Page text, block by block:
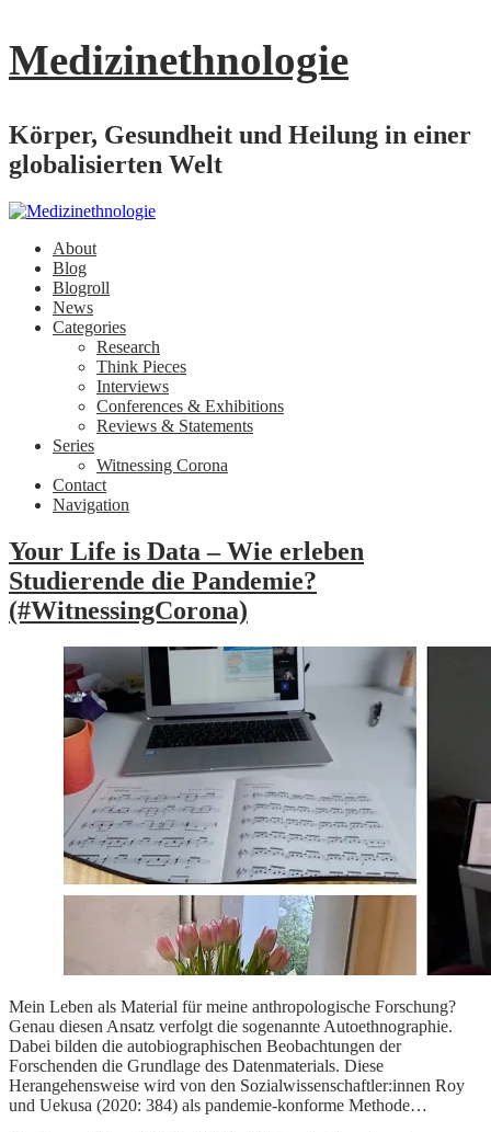
Medizinethnologie
Körper, Gesundheit und Heilung in einer
globalisierten Welt
About
Blog
Blogroll
News
Categories
Research
Think Pieces
Interviews
Conferences & Exhibitions
Reviews & Statements
Series
Witnessing Corona
Contact
Navigation
Your Life is Data – Wie erleben
Studierende die Pandemie?
(#WitnessingCorona)
Mein Leben als Material für meine anthropologische Forschung?
Genau diesen Ansatz verfolgt die sogenannte Autoethnographie.
Dabei bilden die autobiographischen Beobachtungen der
Forschenden die Grundlage des Datenmaterials. Diese
Herangehensweise wird von den Sozialwissenschaftler:innen Roy
und Uekusa (2020: 384) als pandemie-konforme Methode…